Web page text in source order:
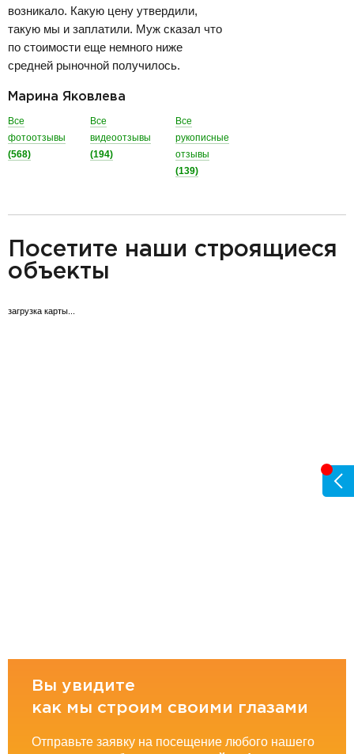
возникало. Какую цену утвердили,
такую мы и заплатили. Муж сказал что
по стоимости еще немного ниже
средней рыночной получилось.
Марина Яковлева
Все
фотоотзывы
(568)
Все
видеоотзывы
(194)
Все
рукописные
отзывы
(139)
Посетите наши строящиеся
объекты
загрузка карты...
Вы увидите
как мы строим своими глазами
Отправьте заявку на посещение любого нашего